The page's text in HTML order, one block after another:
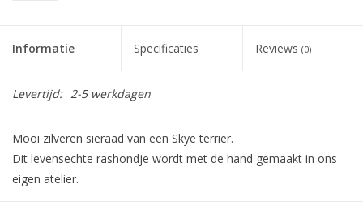
Informatie Specificaties Reviews (0)
Levertijd: 2-5 werkdagen
Mooi zilveren sieraad van een Skye terrier.
Dit levensechte rashondje wordt met de hand gemaakt in ons
eigen atelier.